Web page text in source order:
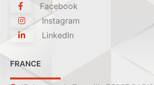
Facebook
Instagram
LinkedIn
FRANCE